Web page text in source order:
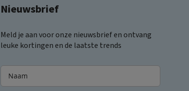
Nieuwsbrief
Meld je aan voor onze nieuwsbrief en ontvang
leuke kortingen en de laatste trends